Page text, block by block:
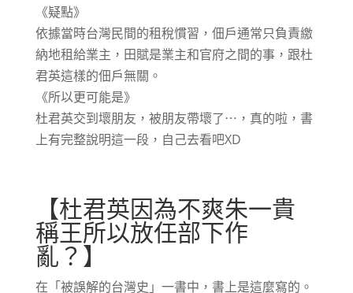
《疑點》
依據當時台灣民間的租稅慣習，佃戶通常只負責繳
納地租給業主，田賦是業主和官府之間的事，跟杜
君英這樣的佃戶無關。
《所以更可能是》
杜君英交到壞朋友，被朋友帶壞了⋯，真的啦，書
上有完整說明這一段，自己去看吧XD
【杜君英因為不爽朱一貴
稱王所以放任部下作
亂？】
在「被誤解的台灣史」一書中，書上是這麼寫的。